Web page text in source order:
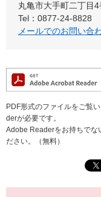
丸亀市大手町二丁目
Tel：0877-24-8828
メールでのお問い合
PDF形式のファイルをご覧
derが必要です。
Adobe Readerをお持ちでな
ださい。（無料）